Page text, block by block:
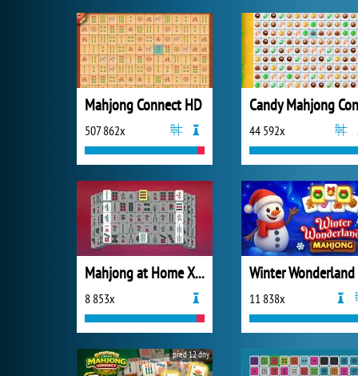
Mahjong Connect HD
507 862x 44 592x
Mahjong at Home Xmas Edition
8 853x 11 838x
před 12 dny